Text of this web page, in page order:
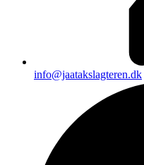
info@jaatakslagteren.dk